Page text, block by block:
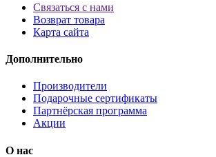
Связаться с нами
Возврат товара
Карта сайта
Дополнительно
Производители
Подарочные сертификаты
Партнёрская программа
Акции
O нас